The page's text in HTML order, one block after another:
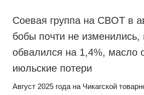
Соевая группа на CBOT в
бобы почти не изменились,
обвалился на 1,4%, масло
июльские потери
Август 2025 года на Чикагской